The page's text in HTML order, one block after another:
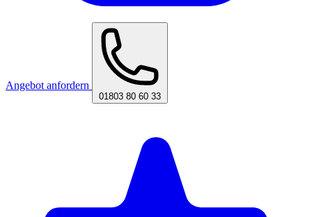
Angebot anfordern
01803 80 60 33